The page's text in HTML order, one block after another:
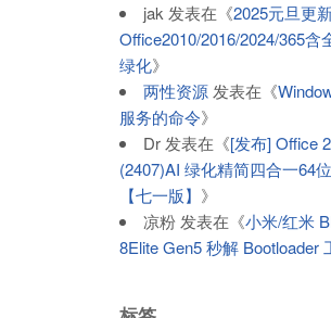
jak发表在《2025元旦更
Office2010/2016/2024/365含
绿化》
两性资源发表在《
服务的命令》
Dr发表在《[发布] Office
(2407)AI 绿化精简四合一64
【七一版】 》
凉粉发表在《小米/红米
8Elite Gen5 秒解 Bootloader